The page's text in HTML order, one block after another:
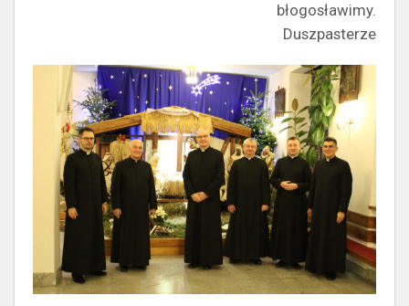
błogosławimy.
Duszpasterze